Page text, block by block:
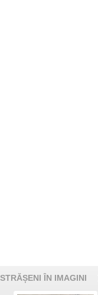
STRĂȘENI ÎN IMAGINI